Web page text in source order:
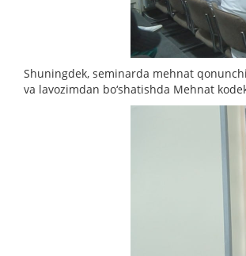
Shuningdek, seminarda mehnat
va lavozimdan bo‘shatishda Mehnat